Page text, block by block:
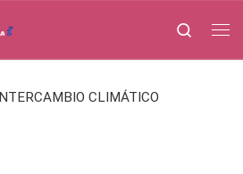
Search
INTERCAMBIO CLIMÁTICO